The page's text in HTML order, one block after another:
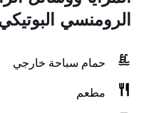
الرومنسي
حمام سباحة خارجي
مطعم